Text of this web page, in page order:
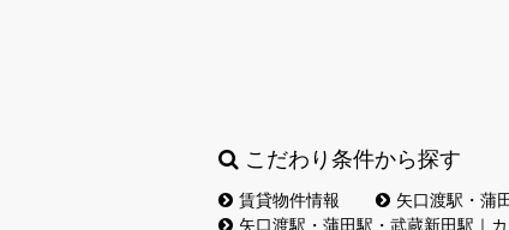
こだわり条件から探す
賃貸物件情報
矢口渡駅・蒲
矢口渡駅・蒲田駅・武蔵新田駅｜